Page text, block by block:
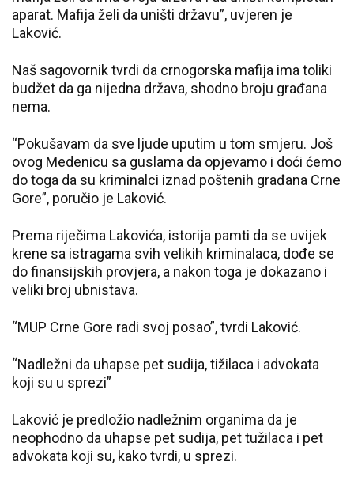
aparat. Mafija želi da uništi državu”, uvjeren je
Laković.
Naš sagovornik tvrdi da crnogorska mafija ima toliki
budžet da ga nijedna država, shodno broju građana
nema.
“Pokušavam da sve ljude uputim u tom smjeru. Još
ovog Medenicu sa guslama da opjevamo i doći ćemo
do toga da su kriminalci iznad poštenih građana Crne
Gore”, poručio je Laković.
Prema riječima Lakovića, istorija pamti da se uvijek
krene sa istragama svih velikih kriminalaca, dođe se
do finansijskih provjera, a nakon toga je dokazano i
veliki broj ubnistava.
“MUP Crne Gore radi svoj posao”, tvrdi Laković.
“Nadležni da uhapse pet sudija, tižilaca i advokata
koji su u sprezi”
Laković je predložio nadležnim organima da je
neophodno da uhapse pet sudija, pet tužilaca i pet
advokata koji su, kako tvrdi, u sprezi.